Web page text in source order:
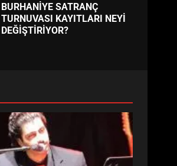
BURHANİYE SATRANÇ
TURNUVASI KAYITLARI NEYİ
DEĞİŞTİRİYOR?
YÖNETİM NASIL ŞEKİLLENDİ?
AYVALIK SU MİRASI İÇİN